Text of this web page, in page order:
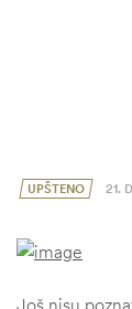
UPŠTENO 21.